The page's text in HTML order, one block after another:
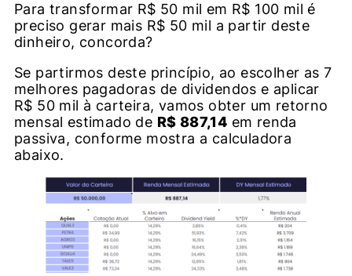
Para transformar R$ 50 mil em R$ 100 mil é
preciso gerar mais R$ 50 mil a partir deste
dinheiro, concorda?
Se partirmos deste princípio, ao escolher as 7
melhores pagadoras de dividendos e aplicar
R$ 50 mil à carteira, vamos obter um retorno
mensal estimado de R$ 887,14 em renda
passiva, conforme mostra a calculadora
abaixo.